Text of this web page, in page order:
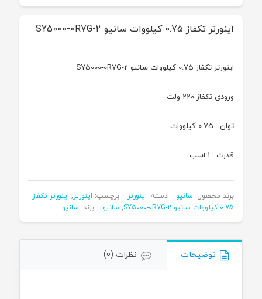
اینورتر تکفاز 0.75 کیلووات سانیو SY5000-0R7G-2
اینورتر تکفاز 0.75 کیلووات سانیو SY5000-0R7G-2
ورودی تکفاز 220 ولت
توان : 0.75 کیلووات
قدرت : 1 اسب
برند محصول: سانیو دسته: اینورتر برچسب: اینورتر, اینورتر تکفاز
0.75 کیلووات سانیو SY5000-0R7G-2
, سانیو برند: سانیو
توضیحات نظرات (0)